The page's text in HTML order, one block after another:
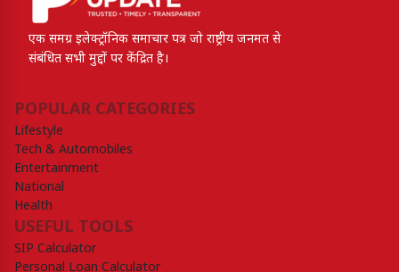
एक समग्र इलेक्ट्रॉनिक समाचार पत्र जो राष्ट्रीय जनमत से
संबंधित सभी मुद्दों पर केंद्रित है।
POPULAR CATEGORIES
Lifestyle
Tech & Automobiles
Entertainment
National
Health
USEFUL TOOLS
SIP Calculator
Personal Loan Calculator